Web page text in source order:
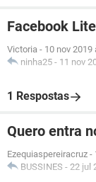
Facebook
Victoria - 10 nov 2019
ninha25 - 11 nov
1 Respostas
Quero entra
Ezequiaspereiracruz -
BUSSINES - 22 jul